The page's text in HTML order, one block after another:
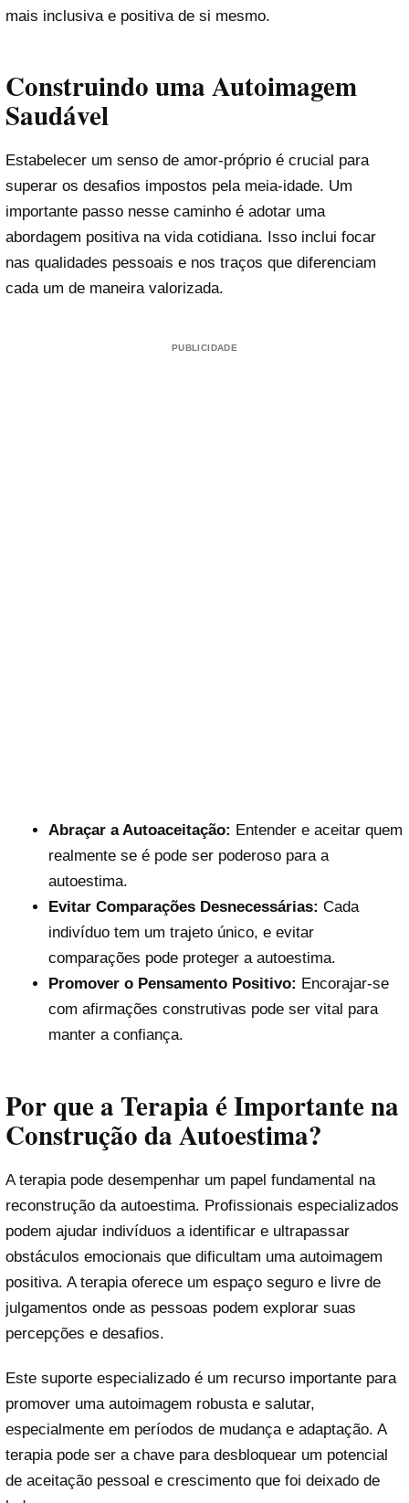
mais inclusiva e positiva de si mesmo.
Construindo uma Autoimagem
Saudável
Estabelecer um senso de amor-próprio é crucial para
superar os desafios impostos pela meia-idade. Um
importante passo nesse caminho é adotar uma
abordagem positiva na vida cotidiana. Isso inclui focar
nas qualidades pessoais e nos traços que diferenciam
cada um de maneira valorizada.
PUBLICIDADE
Abraçar a Autoaceitação: Entender e aceitar quem
realmente se é pode ser poderoso para a
autoestima.
Evitar Comparações Desnecessárias: Cada
indivíduo tem um trajeto único, e evitar
comparações pode proteger a autoestima.
Promover o Pensamento Positivo: Encorajar-se
com afirmações construtivas pode ser vital para
manter a confiança.
Por que a Terapia é Importante na
Construção da Autoestima?
A terapia pode desempenhar um papel fundamental na
reconstrução da autoestima. Profissionais especializados
podem ajudar indivíduos a identificar e ultrapassar
obstáculos emocionais que dificultam uma autoimagem
positiva. A terapia oferece um espaço seguro e livre de
julgamentos onde as pessoas podem explorar suas
percepções e desafios.
Este suporte especializado é um recurso importante para
promover uma autoimagem robusta e salutar,
especialmente em períodos de mudança e adaptação. A
terapia pode ser a chave para desbloquear um potencial
de aceitação pessoal e crescimento que foi deixado de